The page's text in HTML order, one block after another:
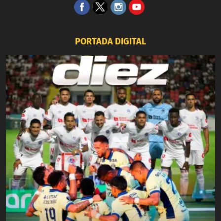
PORTADA DIGITAL